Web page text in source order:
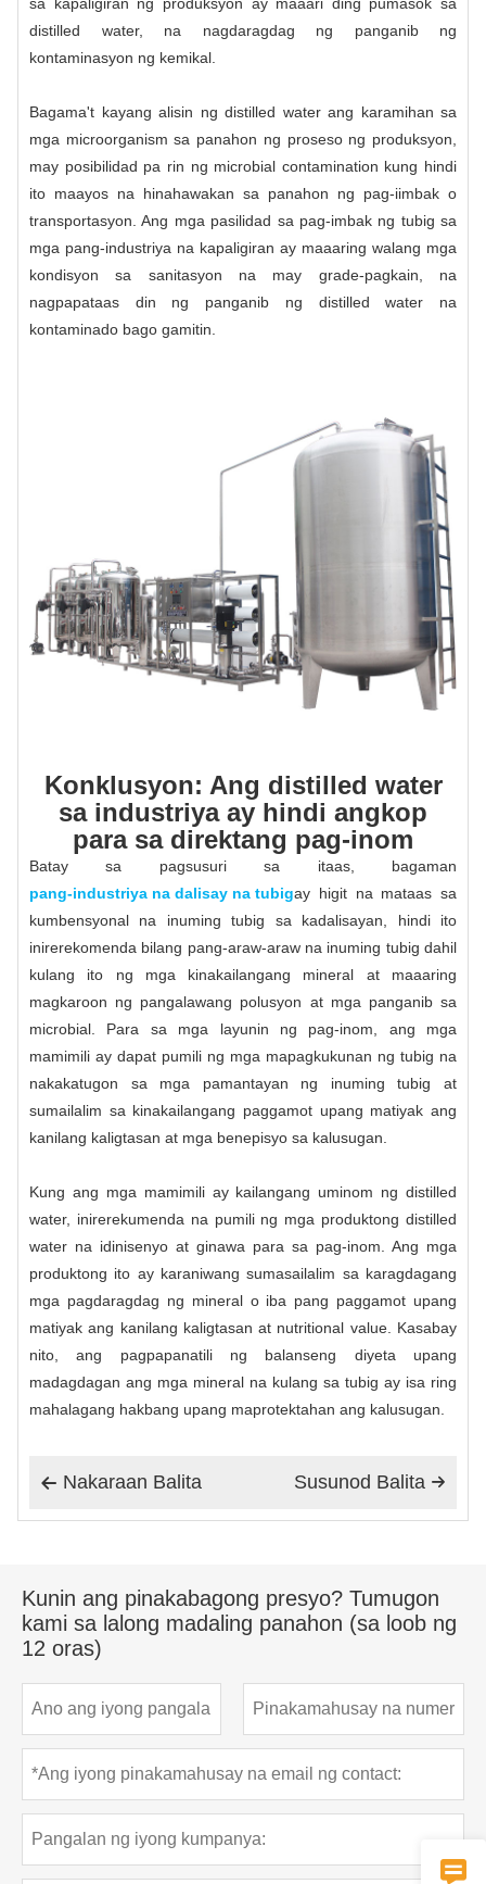
distilled water, na nagdaragdag ng panganib ng
kontaminasyon ng kemikal.
Bagama't kayang alisin ng distilled water ang karamihan sa
mga microorganism sa panahon ng proseso ng produksyon,
may posibilidad pa rin ng microbial contamination kung hindi
ito maayos na hinahawakan sa panahon ng pag-iimbak o
transportasyon. Ang mga pasilidad sa pag-imbak ng tubig sa
mga pang-industriya na kapaligiran ay maaaring walang mga
kondisyon sa sanitasyon na may grade-pagkain, na
nagpapataas din ng panganib ng distilled water na
kontaminado bago gamitin.
Konklusyon: Ang distilled water
sa industriya ay hindi angkop
para sa direktang pag-inom
Batay sa pagsusuri sa itaas, bagaman
pang-industriya na dalisay na tubigay higit na mataas sa
kumbensyonal na inuming tubig sa kadalisayan, hindi ito
inirerekomenda bilang pang-araw-araw na inuming tubig dahil
kulang ito ng mga kinakailangang mineral at maaaring
magkaroon ng pangalawang polusyon at mga panganib sa
microbial. Para sa mga layunin ng pag-inom, ang mga
mamimili ay dapat pumili ng mga mapagkukunan ng tubig na
nakakatugon sa mga pamantayan ng inuming tubig at
sumailalim sa kinakailangang paggamot upang matiyak ang
kanilang kaligtasan at mga benepisyo sa kalusugan.
Kung ang mga mamimili ay kailangang uminom ng distilled
water, inirerekumenda na pumili ng mga produktong distilled
water na idinisenyo at ginawa para sa pag-inom. Ang mga
produktong ito ay karaniwang sumasailalim sa karagdagang
mga pagdaragdag ng mineral o iba pang paggamot upang
matiyak ang kanilang kaligtasan at nutritional value. Kasabay
nito, ang pagpapanatili ng balanseng diyeta upang
madagdagan ang mga mineral na kulang sa tubig ay isa ring
mahalagang hakbang upang maprotektahan ang kalusugan.
 Nakaraan Balita 
Susunod Balita
Kunin ang pinakabagong presyo? Tumugon
kami sa lalong madaling panahon (sa loob ng
12 oras)
